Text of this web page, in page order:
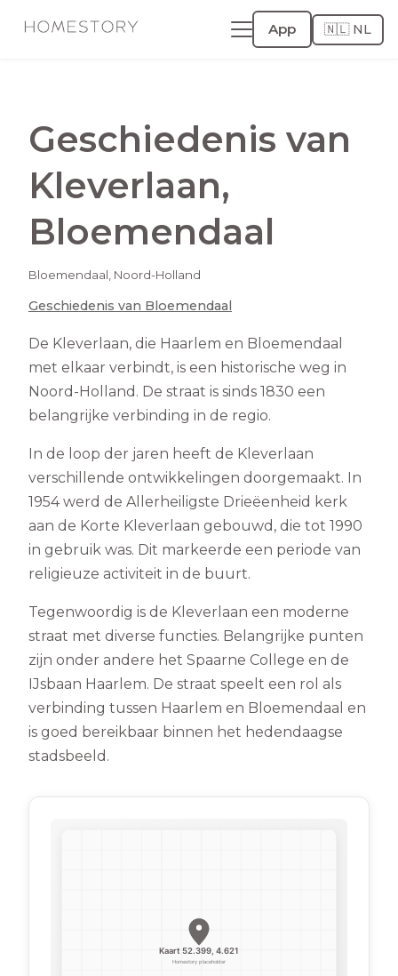
App 🇳🇱 NL
Geschiedenis van
Kleverlaan,
Bloemendaal
Bloemendaal, Noord-Holland
Geschiedenis van Bloemendaal
De Kleverlaan, die Haarlem en Bloemendaal
met elkaar verbindt, is een historische weg in
Noord-Holland. De straat is sinds 1830 een
belangrijke verbinding in de regio.
In de loop der jaren heeft de Kleverlaan
verschillende ontwikkelingen doorgemaakt. In
1954 werd de Allerheiligste Drieëenheid kerk
aan de Korte Kleverlaan gebouwd, die tot 1990
in gebruik was. Dit markeerde een periode van
religieuze activiteit in de buurt.
Tegenwoordig is de Kleverlaan een moderne
straat met diverse functies. Belangrijke punten
zijn onder andere het Spaarne College en de
IJsbaan Haarlem. De straat speelt een rol als
verbinding tussen Haarlem en Bloemendaal en
is goed bereikbaar binnen het hedendaagse
stadsbeeld.